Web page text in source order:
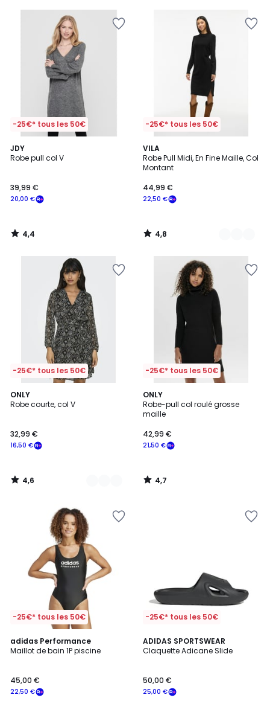
-25€* tous les 50€
JDY
Robe pull col V
20,00 €
39,99 €
4,4
/ 5
4,4
/
-25€* tous les 50€
VILA
Robe Pull Midi, En Fine Maille, Col
Montant
22,50 €
44,99 €
4,8
/ 5
2
Couleurs
4,8
/
-25€* tous les 50€
ONLY
Robe courte, col V
16,50 €
32,99 €
4,6
/ 5
2
Couleurs
4,6
/
-25€* tous les 50€
ONLY
Robe-pull col roulé grosse
maille
21,50 €
42,99 €
4,7
/ 5
4,7
/
-25€* tous les 50€
adidas Performance
Maillot de bain 1P piscine
22,50 €
45,00 €
4,5
/ 5
-25€* tous les 50€
ADIDAS SPORTSWEAR
Claquette Adicane Slide
25,00 €
50,00 €
4,5
/ 5